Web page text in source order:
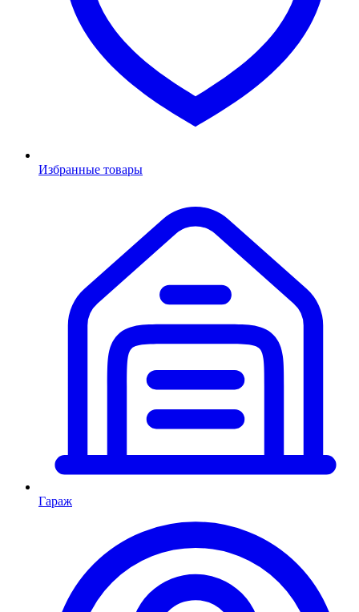
Избранные товары
Гараж